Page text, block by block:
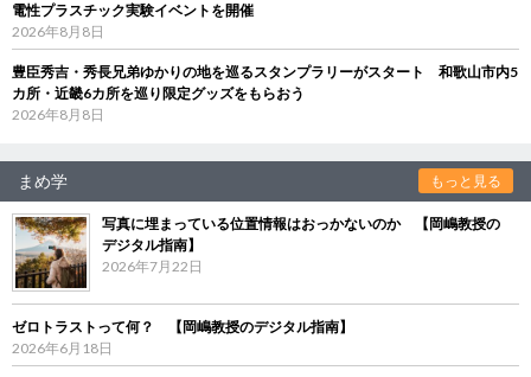
電性プラスチック実験イベントを開催
2026年8月8日
豊臣秀吉・秀長兄弟ゆかりの地を巡るスタンプラリーがスタート 和歌山市内5
カ所・近畿6カ所を巡り限定グッズをもらおう
2026年8月8日
まめ学 もっと見る
写真に埋まっている位置情報はおっかないのか 【岡嶋教授の
デジタル指南】
2026年7月22日
ゼロトラストって何？ 【岡嶋教授のデジタル指南】
2026年6月18日